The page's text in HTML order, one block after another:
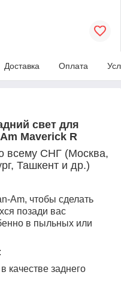
Доставка Оплата
свет для
Maverick R
всему СНГ (Москва,
Ташкент и др.)
Am, чтобы сделать
позади вас
в пыльных или
качестве заднего